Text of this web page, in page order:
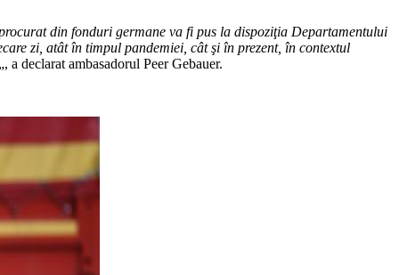
din fonduri germane va fi pus la dispoziţia Departamentului
zi, atât în timpul pandemiei, cât şi în prezent, în contextul
„, a declarat ambasadorul Peer Gebauer.